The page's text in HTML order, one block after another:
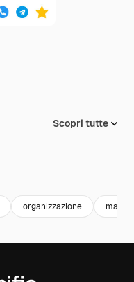
Scopri tutte
organizzazione